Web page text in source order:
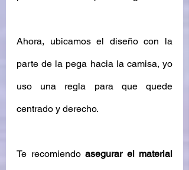
Ahora, ubicamos el diseño con la
parte de la pega hacia la camisa, yo
uso una regla para que quede
centrado y derecho.
Te recomiendo asegurar el material